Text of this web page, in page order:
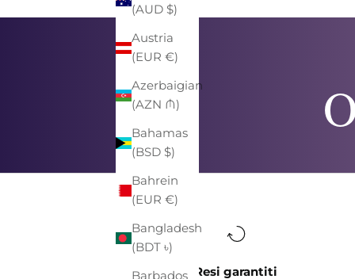
(AUD $)
Austria
(EUR €)
Azerbaigian
(AZN ₼)
Bahamas
(BSD $)
Bahrein
(EUR €)
Bangladesh
(BDT ৳)
Barbados
Resi garantiti